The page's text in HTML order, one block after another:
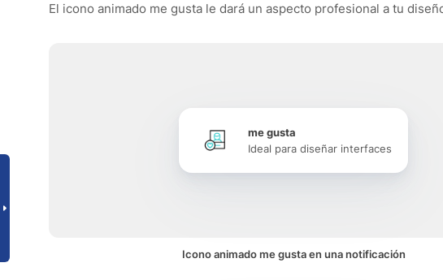
El icono animado me gusta le dará un aspecto profesional a tu
me gusta
Ideal para diseñar interfaces
Icono animado me gusta en una notificación